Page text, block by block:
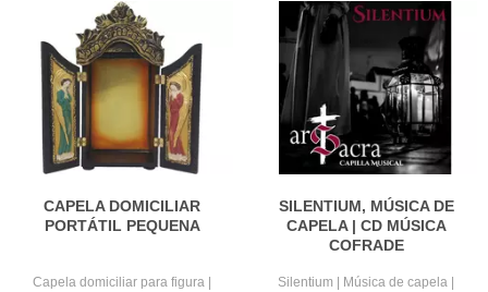
CAPELA DOMICILIAR
PORTÁTIL PEQUENA
Capela domiciliar para figura |
SILENTIUM, MÚSICA DE
CAPELA | CD MÚSICA
COFRADE
Silentium | Música de capela |